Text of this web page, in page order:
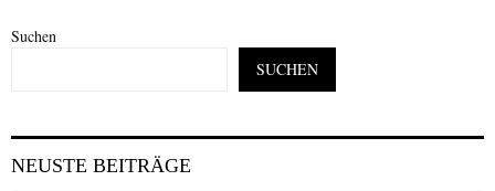
Suchen
SUCHEN
NEUSTE BEITRÄGE